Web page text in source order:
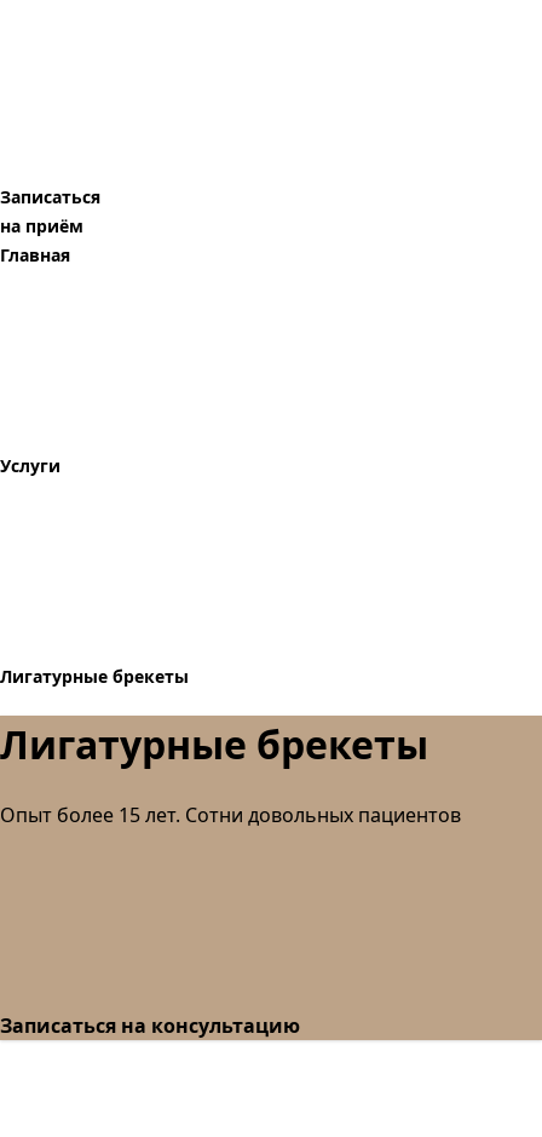
Записаться
на приём
Главная
Услуги
Лигатурные брекеты
Лигатурные брекеты
Опыт более 15 лет. Сотни довольных пациентов
Записаться на консультацию